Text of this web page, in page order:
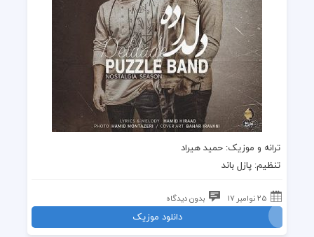
ترانه و موزیک: حمید هیراد
تنظیم:پازل باند
25 نوامبر 17 بدون دیدگاه
دانلود موزیک